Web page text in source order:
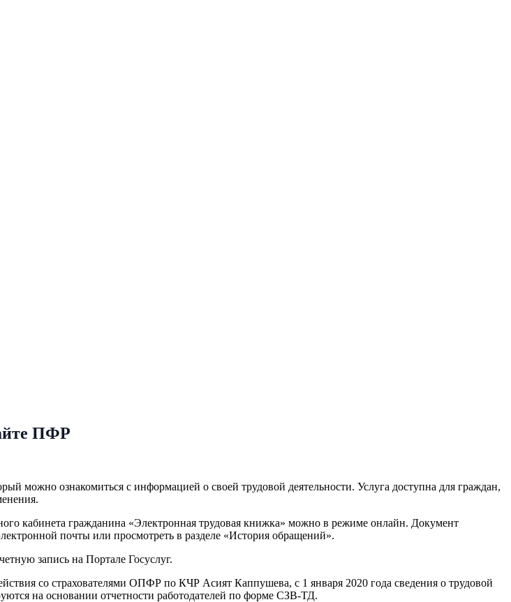
ПФР
можно ознакомиться с информацией о своей трудовой деятельности. Услуга доступна для граждан,
кабинета гражданина «Электронная трудовая книжка» можно в режиме онлайн. Документ
почты или просмотреть в разделе «История обращений».
запись на Портале Госуслуг.
со страхователями ОПФР по КЧР Асият Каппушева, с 1 января 2020 года сведения о трудовой
на основании отчетности работодателей по форме СЗВ-ТД.